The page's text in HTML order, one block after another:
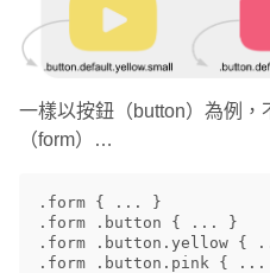
一樣以按鈕（button）為例，
（form）…
.form { ... }
.form .button { ... }
.form .button.yellow {
.form .button.pink {